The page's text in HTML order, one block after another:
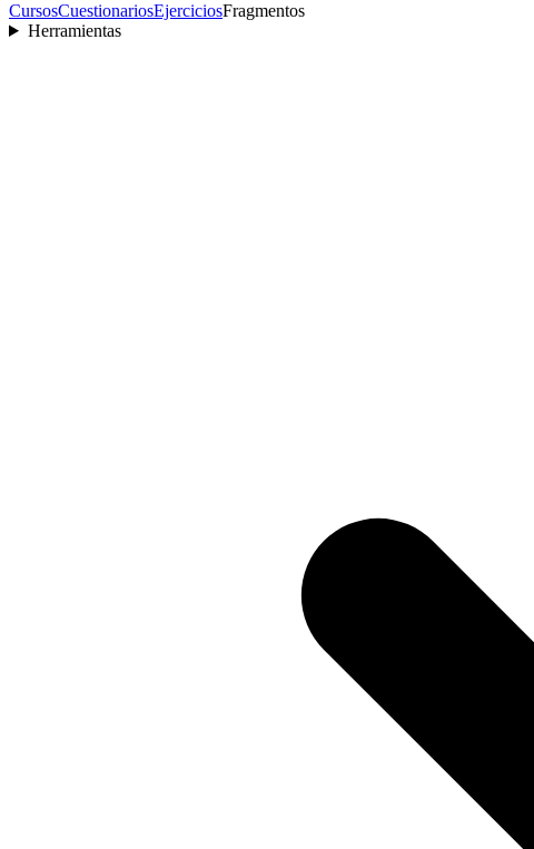
CursosCuestionariosEjerciciosFragmentos
Herramientas